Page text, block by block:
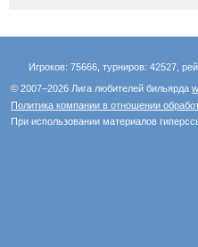
Игроков: 75666, турниров: 42527,
© 2007–2026 Лига любителей бильярда
Политика компании в отношении
При использовании материалов